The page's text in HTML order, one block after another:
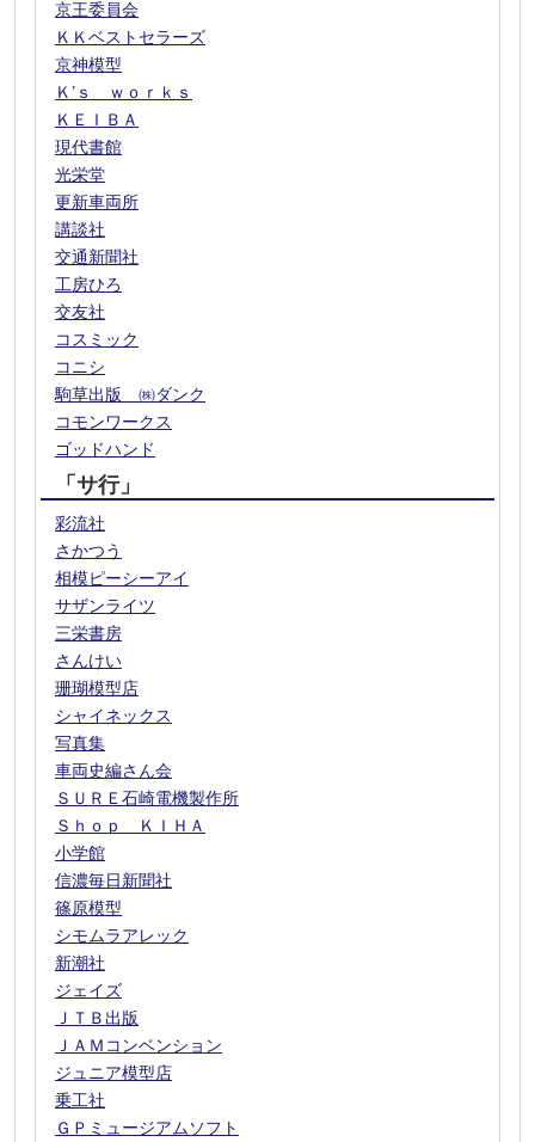
京王委員会
ＫＫベストセラーズ
京神模型
Ｋ’ｓ ｗｏｒｋｓ
ＫＥＩＢＡ
現代書館
光栄堂
更新車両所
講談社
交通新聞社
工房ひろ
交友社
コスミック
コニシ
駒草出版 ㈱ダンク
コモンワークス
ゴッドハンド
「サ行」
彩流社
さかつう
相模ピーシーアイ
サザンライツ
三栄書房
さんけい
珊瑚模型店
シャイネックス
写真集
車両史編さん会
ＳＵＲＥ石崎電機製作所
Ｓｈｏｐ ＫＩＨＡ
小学館
信濃毎日新聞社
篠原模型
シモムラアレック
新潮社
ジェイズ
ＪＴＢ出版
ＪＡＭコンベンション
ジュニア模型店
乗工社
ＧＰミュージアムソフト